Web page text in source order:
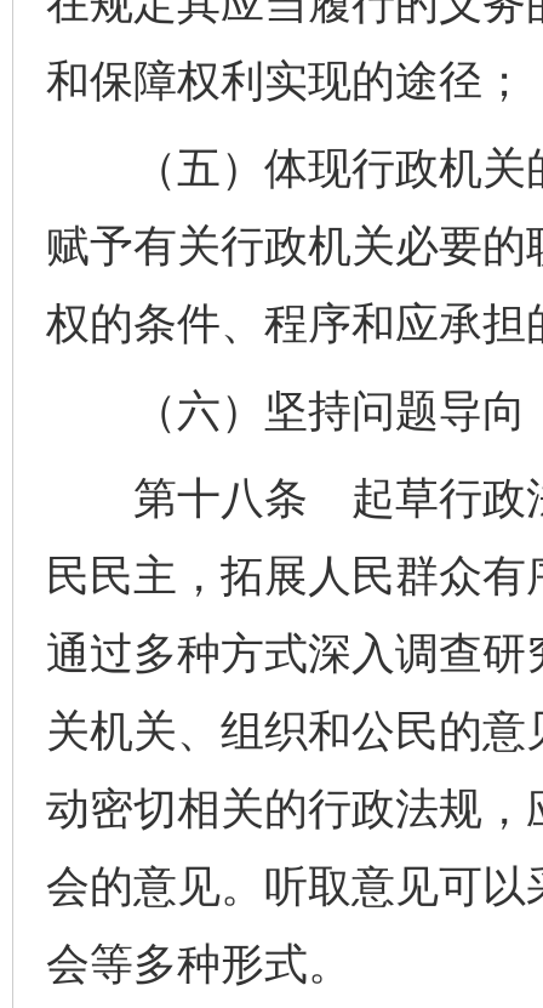
和保障权利实现的途径；
（五）体现行政机关
赋予有关行政机关必要
权的条件、程序和应承担
（六）坚持问题导向
第十八条 起草行政法
民民主，拓展人民群众
通过多种方式深入调查
关机关、组织和公民的
动密切相关的行政法规
会的意见。听取意见可
会等多种形式。